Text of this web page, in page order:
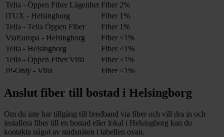
Telia - Öppen Fiber Lägenhet Fiber 2%
iTUX - Helsingborg
Fiber 1%
Telia - Telia Öppen Fiber
Fiber 1%
ViaEuropa - Helsingborg
Fiber <1%
Telia - Helsingborg
Fiber <1%
Telia - Öppen Fiber Villa
Fiber <1%
IP-Only - Villa
Fiber <1%
Anslut fiber till bostad i Helsingborg
Om du inte har tillgång till bredband via fiber och vill dra in och
installera fiber till en bostad eller lokal i Helsingborg kan du
kontakta något av stadsnäten i tabellen ovan.